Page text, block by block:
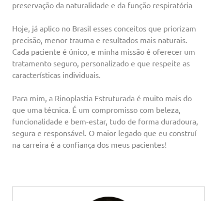
preservação da naturalidade e da função respiratória
Hoje, já aplico no Brasil esses conceitos que priorizam
precisão, menor trauma e resultados mais naturais.
Cada paciente é único, e minha missão é oferecer um
tratamento seguro, personalizado e que respeite as
características individuais.
Para mim, a Rinoplastia Estruturada é muito mais do
que uma técnica. É um compromisso com beleza,
funcionalidade e bem-estar, tudo de forma duradoura,
segura e responsável. O maior legado que eu construí
na carreira é a confiança dos meus pacientes!